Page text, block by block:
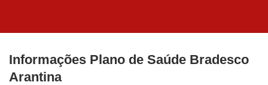
Informações Plano de Saúde Bradesco
Arantina